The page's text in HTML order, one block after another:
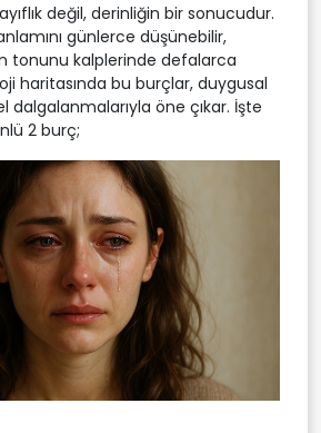
değil, derinliğin bir sonucudur.
günlerce düşünebilir,
tonunu kalplerinde defalarca
haritasında bu burçlar, duygusal
dalgalanmalarıyla öne çıkar. İşte
2 burç;